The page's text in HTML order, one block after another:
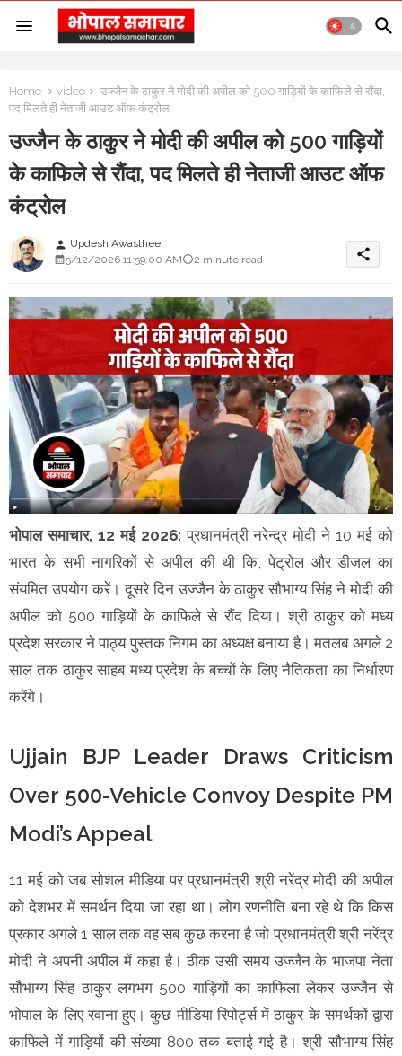
Home video
उज्जैन के ठाकुर ने मोदी की अपील को 500 गाड़ियों के काफिले से रौंदा,
पद मिलते ही नेताजी आउट ऑफ कंट्रोल
उज्जैन के ठाकुर ने मोदी की अपील को 500 गाड़ियों
के काफिले से रौंदा, पद मिलते ही नेताजी आउट ऑफ
कंट्रोल
person Updesh Awasthee
5/12/2026 11:59:00 AM
2 minute read share
भोपाल समाचार, 12 मई 2026: प्रधानमंत्री नरेन्द्र मोदी ने 10 मई को
भारत के सभी नागरिकों से अपील की थी कि, पेट्रोल और डीजल का
संयमित उपयोग करें। दूसरे दिन उज्जैन के ठाकुर सौभाग्य सिंह ने मोदी की
अपील को 500 गाड़ियों के काफिले से रौंद दिया। श्री ठाकुर को मध्य
प्रदेश सरकार ने पाठ्य पुस्तक निगम का अध्यक्ष बनाया है। मतलब अगले 2
साल तक ठाकुर साहब मध्य प्रदेश के बच्चों के लिए नैतिकता का निर्धारण
करेंगे।
Ujjain BJP Leader Draws Criticism
Over 500-Vehicle Convoy Despite PM
Modi’s Appeal
11 मई को जब सोशल मीडिया पर प्रधानमंत्री श्री नरेंद्र मोदी की अपील
को देशभर में समर्थन दिया जा रहा था। लोग रणनीति बना रहे थे कि किस
प्रकार अगले 1 साल तक वह सब कुछ करना है जो प्रधानमंत्री श्री नरेंद्र
मोदी ने अपनी अपील में कहा है। ठीक उसी समय उज्जैन के भाजपा नेता
सौभाग्य सिंह ठाकुर लगभग 500 गाड़ियों का काफिला लेकर उज्जैन से
भोपाल के लिए रवाना हुए। कुछ मीडिया रिपोर्ट्स में ठाकुर के समर्थकों द्वारा
काफिले में गाड़ियों की संख्या 800 तक बताई गई है। श्री सौभाग्य सिंह